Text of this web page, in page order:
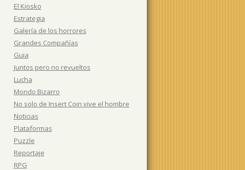
El Kiosko
Estrategia
Galería de los horrores
Grandes Compañías
Guia
Juntos pero no revueltos
Lucha
Mondo Bizarro
No solo de Insert Coin vive el hombre
Noticias
Plataformas
Puzzle
Reportaje
RPG